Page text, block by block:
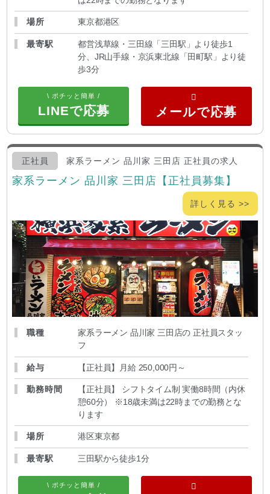
場所 東京都港区
最寄駅
都営浅草線・三田線「三田駅」より徒歩1
分、JR山手線・京浜東北線「田町駅」より徒
歩3分
\ ポチッと簡単 /
LINEで応募
正社員 家系ラーメン 品川家 三田店 正社員の求人
家系ラーメン 品川家 三田店【正社員募集】
詳しく見る >>
職種
家系ラーメン 品川家 三田店の 正社員スタッ
フ
給与 【正社員】月給 250,000円～
勤務時間
【正社員】 シフトタイム制 実働8時間（内休
憩60分） ※18歳未満は22時までの勤務とな
ります
場所 港区東京都
最寄駅 三田駅から徒歩1分
\ ポチッと簡単 /